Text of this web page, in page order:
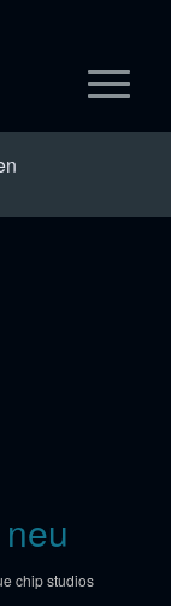
chip studios